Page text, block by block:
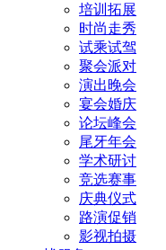
培训拓展
时尚走秀
试乘试驾
聚会派对
演出晚会
宴会婚庆
论坛峰会
尾牙年会
学术研讨
竞选赛事
庆典仪式
路演促销
影视拍摄